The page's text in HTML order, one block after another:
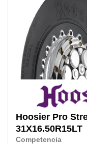
Hoosier Pro
31X16.50R15LT
Competencia